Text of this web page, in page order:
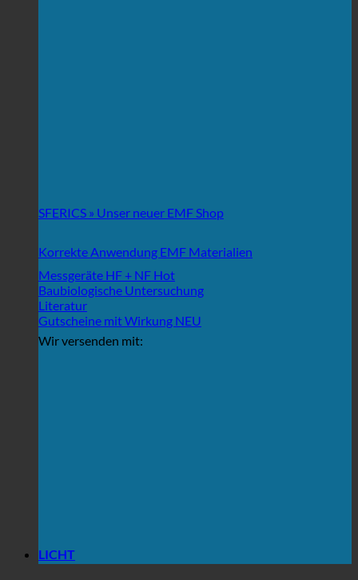
SFERICS » Unser neuer EMF Shop
Korrekte Anwendung EMF Materialien
Messgeräte HF + NF
Baubiologische Untersuchung
Literatur
Gutscheine mit Wirkung
Wir versenden mit:
LICHT